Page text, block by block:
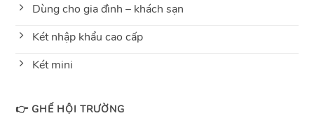
Dùng cho gia đình – khách sạn
Két nhập khẩu cao cấp
Két mini
👉 GHẾ HỘI TRƯỜNG